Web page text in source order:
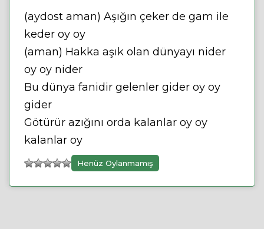
(aydost aman) Aşığın çeker de gam ile
keder oy oy
(aman) Hakka aşık olan dünyayı nider
oy oy nider
Bu dünya fanidir gelenler gider oy oy
gider
Götürür azığını orda kalanlar oy oy
kalanlar oy
Henüz Oylanmamış